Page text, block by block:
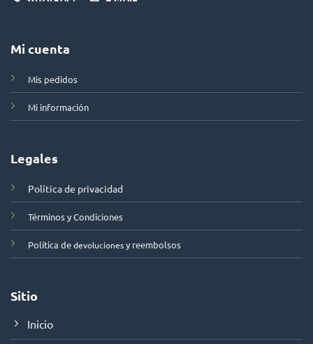
Mi cuenta
Mis pedidos
Mi información
Legales
Política de privacidad
Términos y Condiciones
Política dedevolucionesy reembolsos
Sitio
Inicio